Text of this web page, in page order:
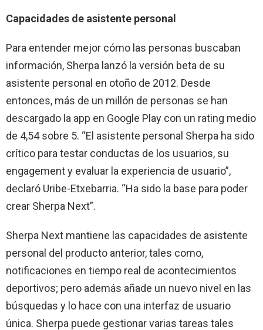
Capacidades de asistente personal
Para entender mejor cómo las personas buscaban
información, Sherpa lanzó la versión beta de su
asistente personal en otoño de 2012. Desde
entonces, más de un millón de personas se han
descargado la app en Google Play con un rating medio
de 4,54 sobre 5. “El asistente personal Sherpa ha sido
crítico para testar conductas de los usuarios, su
engagement y evaluar la experiencia de usuario”,
declaró Uribe-Etxebarria. “Ha sido la base para poder
crear Sherpa Next”.
Sherpa Next mantiene las capacidades de asistente
personal del producto anterior, tales como,
notificaciones en tiempo real de acontecimientos
deportivos; pero además añade un nuevo nivel en las
búsquedas y lo hace con una interfaz de usuario
única. Sherpa puede gestionar varias tareas tales